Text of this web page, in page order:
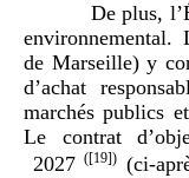
De plus,
environnemental.
de Marseille) y
d’achat
marchés publics
Le contrat
2027([19]) (ci-